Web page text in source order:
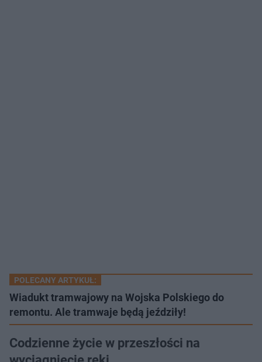
POLECANY ARTYKUŁ:
Wiadukt tramwajowy na Wojska Polskiego do
remontu. Ale tramwaje będą jeździły!
Codzienne życie w przeszłości na